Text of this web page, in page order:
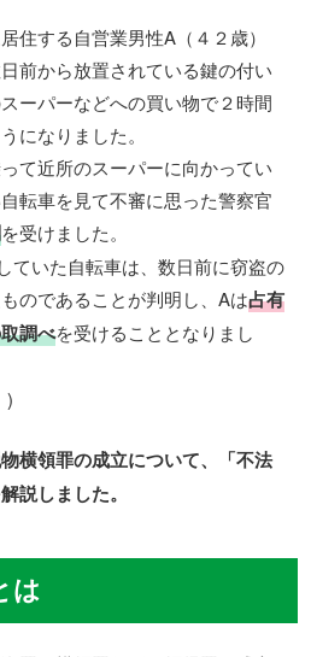
住する自営業男性A（４２歳）
前から放置されている鍵の付い
ーパーなどへの買い物で２時間
になりました。
て近所のスーパーに向かってい
転車を見て不審に思った警察官
を受けました。
ていた自転車は、数日前に窃盗の
のであることが判明し、Aは占有
調べを受けることとなりまし
)
横領罪の成立について、「不法
説しました。
は